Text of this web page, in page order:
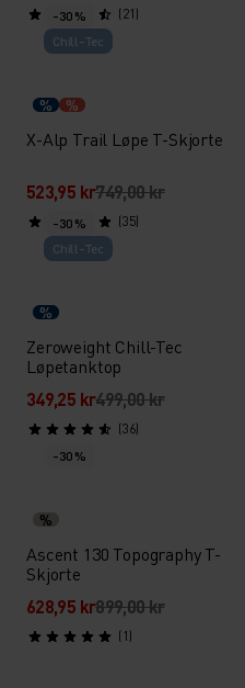
(21)
-30 %
Chill-Tec
% %
X-Alp Trail Løpe T-Skjorte
523,95 kr749,00 kr
(35)
-30 %
Chill-Tec
%
Zeroweight Chill-Tec
Løpetanktop
349,25 kr499,00 kr
(36)
-30 %
%
Ascent 130 Topography T-
Skjorte
628,95 kr899,00 kr
(1)